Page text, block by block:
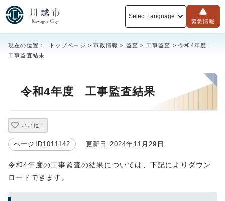
Select Language
緊急情報
現在の位置： トップページ >市政情報 > 監査 > 工事監査 > 令和4年度
工事監査結果
令和4年度 工事監査結果
いいね！
ページID1011142 更新日 2024年11月29日
令和4年度の工事監査の結果については、下記によりダウン
ロードできます。